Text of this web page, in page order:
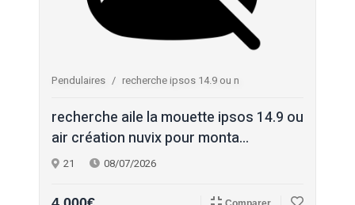
Pendulaires recherche ipsos 14.9 ou n
recherche aile la mouette ipsos 14.9 ou
air création nuvix pour monta...
21 08/07/2026